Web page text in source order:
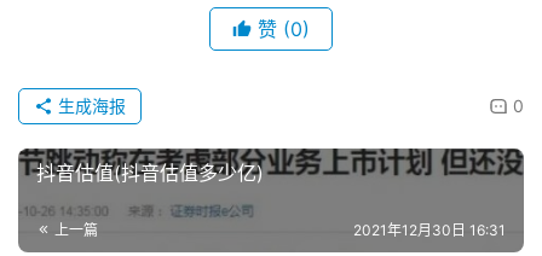
赞 (0)
0
生成海报
抖音估值(抖音估值多少亿)
上一篇 2021年12月30日 16:31